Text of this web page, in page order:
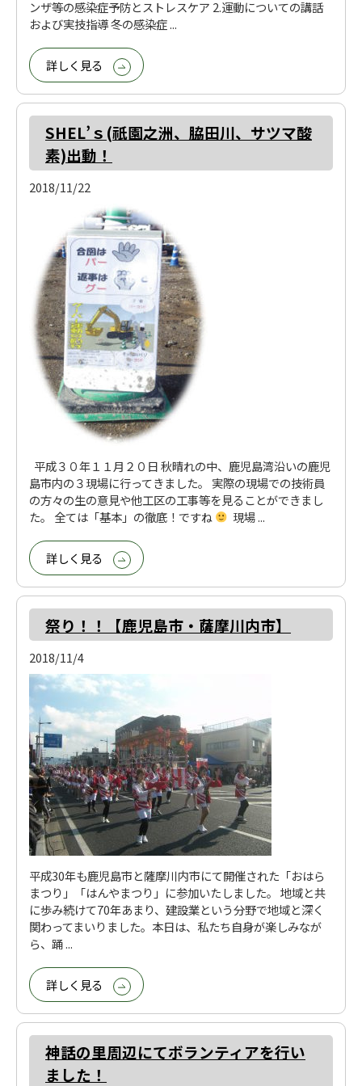
ンザ等の感染症予防とストレスケア 2.運動についての講話
および実技指導 冬の感染症 ...
詳しく見る
SHEL’ｓ(祇園之洲、脇田川、サツマ酸
素)出動！
2018/11/22
平成３０年１１月２０日 秋晴れの中、鹿児島湾沿いの鹿児
島市内の３現場に行ってきました。 実際の現場での技術員
の方々の生の意見や他工区の工事等を見ることができまし
た。 全ては「基本」の徹底！ですね
現場 ...
詳しく見る
祭り！！【鹿児島市・薩摩川内市】
2018/11/4
平成30年も鹿児島市と薩摩川内市にて開催された「おはら
まつり」「はんやまつり」に参加いたしました。 地域と共
に歩み続けて70年あまり、建設業という分野で地域と深く
関わってまいりました。本日は、私たち自身が楽しみなが
ら、踊 ...
詳しく見る
神話の里周辺にてボランティアを行い
ました！